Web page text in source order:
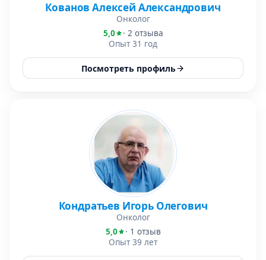
Кованов Алексей Александрович
Онколог
5,0
· 2 отзыва
Опыт 31 год
Посмотреть профиль
Кондратьев Игорь Олегович
Онколог
5,0
· 1 отзыв
Опыт 39 лет